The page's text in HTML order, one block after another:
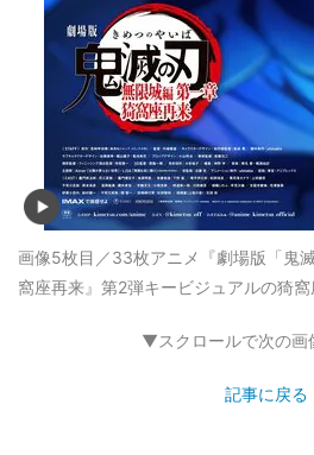
画像5枚目／33枚アニメ『劇場版「鬼
窩座再来』第2弾キービジュアルの猗窩
▼スクロールで次の
記事に戻る